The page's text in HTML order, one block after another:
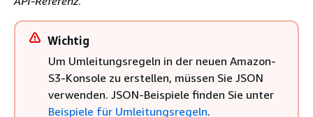
Wichtig
Um Umleitungsregeln in der neuen Amazon-
S3-Konsole zu erstellen, müssen Sie JSON
verwenden. JSON-Beispiele finden Sie unter
Beispiele für Umleitungsregeln.